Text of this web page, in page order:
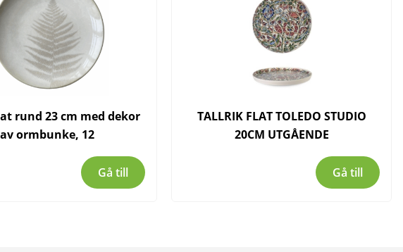
rund 23 cm med dekor
av ormbunke, 12
Gå till
TALLRIK FLAT TOLEDO STUDIO
20CM UTGÅENDE
Gå till